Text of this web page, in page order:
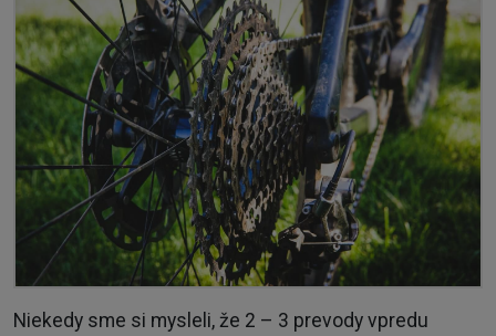
Niekedy sme si mysleli, že 2 – 3 prevody vpredu